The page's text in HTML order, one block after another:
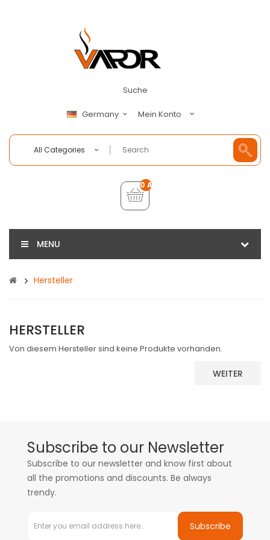
Suche
Germany Mein Konto
All Categories
0 Artikel - €0,00
MENU
Hersteller
HERSTELLER
Von diesem Hersteller sind keine Produkte vorhanden.
WEITER
Subscribe to our Newsletter
Subscribe to our newsletter and know first about
all the promotions and discounts. Be always
trendy.
Subscribe